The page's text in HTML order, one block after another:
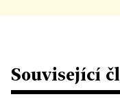
Související